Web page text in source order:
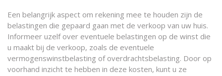
Een belangrijk aspect om rekening mee te houden zijn de
belastingen die gepaard gaan met de verkoop van uw huis.
Informeer uzelf over eventuele belastingen op de winst die
u maakt bij de verkoop, zoals de eventuele
vermogenswinstbelasting of overdrachtsbelasting. Door op
voorhand inzicht te hebben in deze kosten, kunt u ze